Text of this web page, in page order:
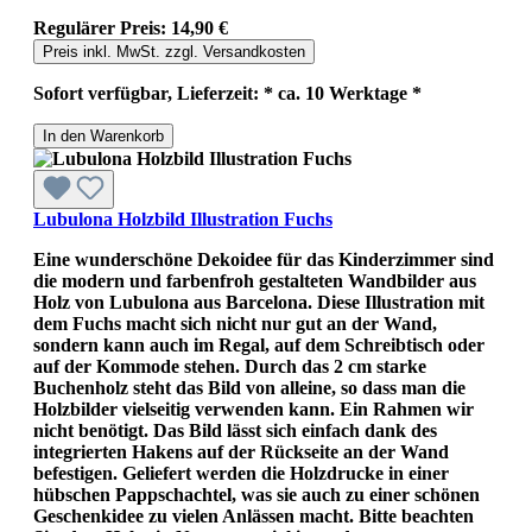
Regulärer Preis: 14,90 €
Preis inkl. MwSt. zzgl. Versandkosten
Sofort verfügbar, Lieferzeit: * ca. 10 Werktage *
In den Warenkorb
Lubulona Holzbild Illustration Fuchs
Eine wunderschöne Dekoidee für das Kinderzimmer sind
die modern und farbenfroh gestalteten Wandbilder aus
Holz von Lubulona aus Barcelona. Diese Illustration mit
dem Fuchs macht sich nicht nur gut an der Wand,
sondern kann auch im Regal, auf dem Schreibtisch oder
auf der Kommode stehen. Durch das 2 cm starke
Buchenholz steht das Bild von alleine, so dass man die
Holzbilder vielseitig verwenden kann. Ein Rahmen wir
nicht benötigt. Das Bild lässt sich einfach dank des
integrierten Hakens auf der Rückseite an der Wand
befestigen. Geliefert werden die Holzdrucke in einer
hübschen Pappschachtel, was sie auch zu einer schönen
Geschenkidee zu vielen Anlässen macht. Bitte beachten